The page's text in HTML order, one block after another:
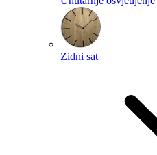
Zidni sat